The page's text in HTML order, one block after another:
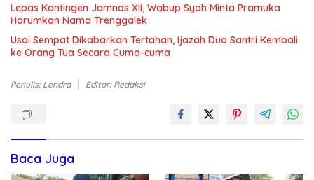
Lepas Kontingen Jamnas XII, Wabup Syah Minta Pramuka
Harumkan Nama Trenggalek
Usai Sempat Dikabarkan Tertahan, Ijazah Dua Santri Kembali
ke Orang Tua Secara Cuma-cuma
Penulis: Lendra Editor: Redaksi
Baca Juga